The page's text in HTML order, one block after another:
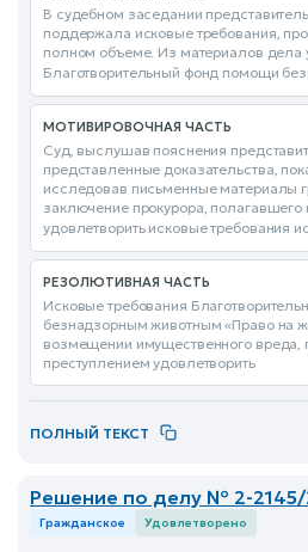
В судебном заседании
поддержала исковые требования,
полном объеме. Из материалов дела
Благотворительный фонд помощи
МОТИВИРОВОЧНАЯ ЧАСТЬ
Суд, выслушав пояснения
представленные доказательства,
исследовав письменные материалы
заключение прокурора,
удовлетворить исковые требования
РЕЗОЛЮТИВНАЯ ЧАСТЬ
Исковые требования
безнадзорным животным «Право на
возмещении имущественного вреда,
преступлением удовлетворить
ПОЛНЫЙ ТЕКСТ
Решение по делу № 2-
Гражданское Удовлетворено